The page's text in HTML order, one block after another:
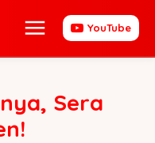
YouTube
Sera